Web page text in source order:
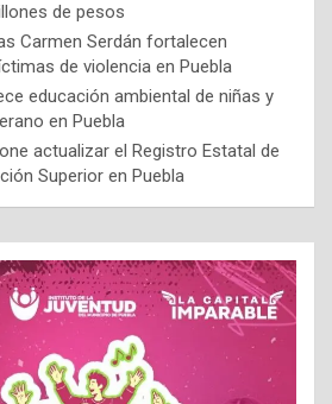
de pesos
Carmen Serdán fortalecen
de violencia en Puebla
educación ambiental de niñas y
en Puebla
actualizar el Registro Estatal de
Superior en Puebla